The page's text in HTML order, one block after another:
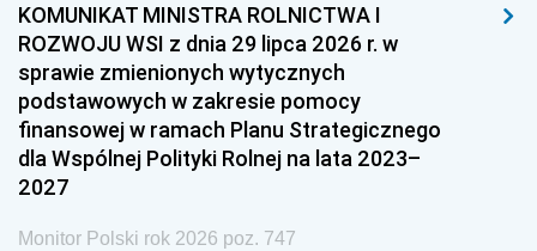
KOMUNIKAT MINISTRA ROLNICTWA I
ROZWOJU WSI z dnia 29 lipca 2026 r. w
sprawie zmienionych wytycznych
podstawowych w zakresie pomocy
finansowej w ramach Planu Strategicznego
dla Wspólnej Polityki Rolnej na lata 2023–
2027
Monitor Polski rok 2026 poz. 747